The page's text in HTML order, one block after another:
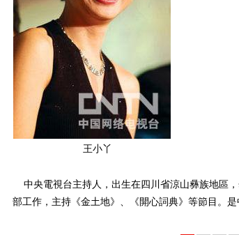
王小丫
中央電視台主持人，出生在四川省涼山彝族地區
部工作，主持《金土地》、《開心詞典》等節目。